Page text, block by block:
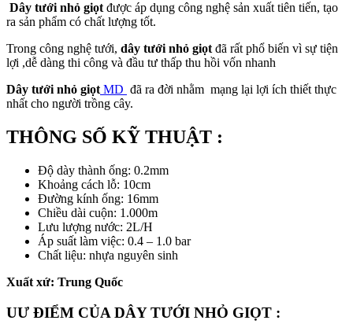
Dây tưới nhỏ giọt được áp dụng công nghệ sản xuất tiên tiến, tạo
ra sản phẩm có chất lượng tốt.
Trong công nghệ tưới, dây tưới nhỏ giọt đã rất phổ biến vì sự tiện
lợi ,dễ dàng thi công và đầu tư thấp thu hồi vốn nhanh
Dây tưới nhỏ giọt MD đã ra đời nhằm mạng lại lợi ích thiết thực
nhất cho người trồng cây.
THÔNG SỐ KỸ THUẬT :
Độ dày thành ống: 0.2mm
Khoảng cách lỗ: 10cm
Đường kính ống: 16mm
Chiều dài cuộn: 1.000m
Lưu lượng nước: 2L/H
Áp suất làm việc: 0.4 – 1.0 bar
Chất liệu: nhựa nguyên sinh
Xuất xứ: Trung Quốc
UƯ ĐIỂM CỦA DÂY TƯỚI NHỎ GIỌT :